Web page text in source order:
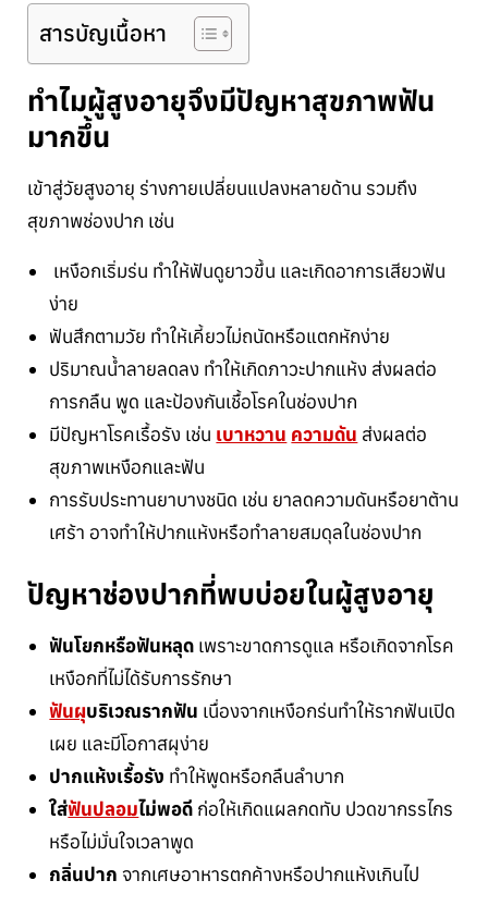
สารบัญเนื้อหา
ทำไมผู้สูงอายุจึงมีปัญหาสุขภาพฟัน
มากขึ้น
เข้าสู่วัยสูงอายุ ร่างกายเปลี่ยนแปลงหลายด้าน รวมถึง
สุขภาพช่องปาก เช่น
เหงือกเริ่มร่น ทำให้ฟันดูยาวขึ้น และเกิดอาการเสียวฟัน
ง่าย
ฟันสึกตามวัย ทำให้เคี้ยวไม่ถนัดหรือแตกหักง่าย
ปริมาณน้ำลายลดลง ทำให้เกิดภาวะปากแห้ง ส่งผลต่อ
การกลืน พูด และป้องกันเชื้อโรคในช่องปาก
มีปัญหาโรคเรื้อรัง เช่น เบาหวาน ความดัน ส่งผลต่อ
สุขภาพเหงือกและฟัน
การรับประทานยาบางชนิด เช่น ยาลดความดันหรือยาต้าน
เศร้า อาจทำให้ปากแห้งหรือทำลายสมดุลในช่องปาก
ปัญหาช่องปากที่พบบ่อยในผู้สูงอายุ
ฟันโยกหรือฟันหลุด เพราะขาดการดูแล หรือเกิดจากโรค
เหงือกที่ไม่ได้รับการรักษา
ฟันผุบริเวณรากฟัน เนื่องจากเหงือกร่นทำให้รากฟันเปิด
เผย และมีโอกาสผุง่าย
ปากแห้งเรื้อรัง ทำให้พูดหรือกลืนลำบาก
ใส่ฟันปลอมไม่พอดี ก่อให้เกิดแผลกดทับ ปวดขากรรไกร
หรือไม่มั่นใจเวลาพูด
กลิ่นปาก จากเศษอาหารตกค้างหรือปากแห้งเกินไป